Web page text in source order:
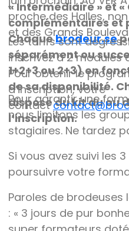
« Intermédiaire » et
complémentaires et
Chaquebrodeur.se
séparément ou
1+2+3 ou 2+3) en
de sa disponibilité.
dispose du kit du ou
l’inscription.
proche des Halles,
et des Grands
Les tarifs sont
inscrivez à 2 modules
Pour obtenir le
d’inscription, votre
contact
Pour garantir une
nous limitons les
stagiaires. Ne tardez
Si vous avez suivi les
poursuivre votre
Paroles de
: « 3 jours de pur